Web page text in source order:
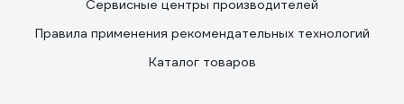
Сервисные центры производителей
Правила применения рекомендательных технологий
Каталог товаров